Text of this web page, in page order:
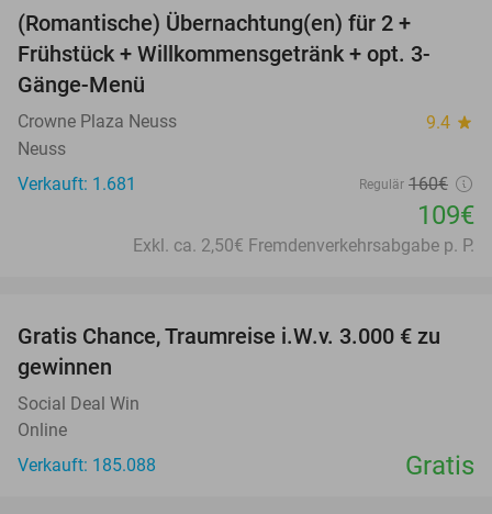
(Romantische) Übernachtung(en) für 2 +
Frühstück + Willkommensgetränk + opt. 3-
Gänge-Menü
Crowne Plaza Neuss 9.4 star
Neuss
Verkauft: 1.681
Regulär 160€
109€
Exkl. ca. 2,50€ Fremdenverkehrsabgabe p. P.
Gratis Chance, Traumreise i.W.v. 3.000 € zu
gewinnen
Social Deal Win
Online
Verkauft: 185.088
Gratis